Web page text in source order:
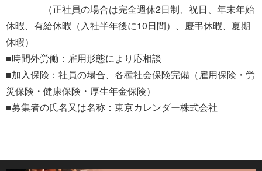
（正社員の場合は完全週休2日制、祝日、年末年始
休暇、有給休暇（入社半年後に10日間）、慶弔休暇、夏期
休暇）
■時間外労働：雇用形態により応相談
■加入保険：社員の場合、各種社会保険完備（雇用保険・労
災保険・健康保険・厚生年金保険）
■募集者の氏名又は名称：東京カレンダー株式会社